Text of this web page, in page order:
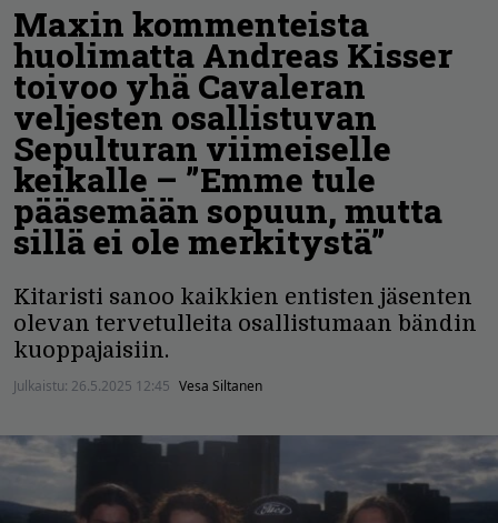
Maxin kommenteista
huolimatta Andreas Kisser
toivoo yhä Cavaleran
veljesten osallistuvan
Sepulturan viimeiselle
keikalle – ”Emme tule
pääsemään sopuun, mutta
sillä ei ole merkitystä”
Kitaristi sanoo kaikkien entisten jäsenten
olevan tervetulleita osallistumaan bändin
kuoppajaisiin.
Julkaistu: 26.5.2025 12:45 Vesa Siltanen